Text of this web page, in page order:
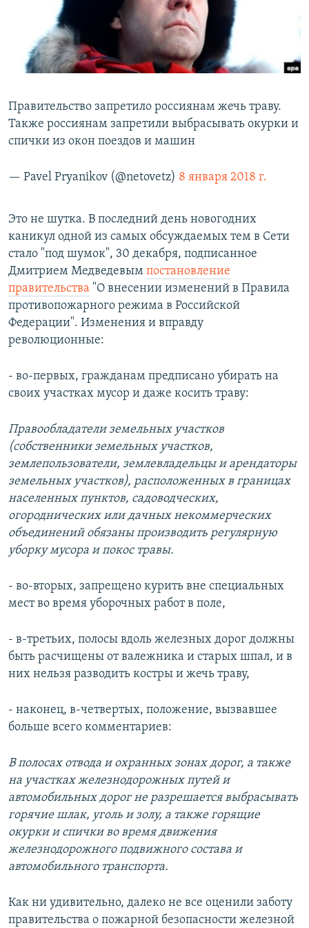
РАСПИСАНИЕ ВЕЩАНИЯ
ПОДПИШИТЕСЬ НА РАССЫЛКУ
СОЦИАЛЬНЫЕ СЕТИ
Все сайты РСЕ/РС
Правительство запретило россиянам жечь траву.
Также россиянам запретили выбрасывать окурки и
спички из окон поездов и машин
— Pavel Pryanikov (@netovetz) 8 января 2018 г.
Это не шутка. В последний день новогодних
каникул одной из самых обсуждаемых тем в Сети
стало "под шумок", 30 декабря, подписанное
Дмитрием Медведевым постановление
правительства "О внесении изменений в Правила
противопожарного режима в Российской
Федерации". Изменения и вправду
революционные:
- во-первых, гражданам предписано убирать на
своих участках мусор и даже косить траву:
Правообладатели земельных участков
(собственники земельных участков,
землепользователи, землевладельцы и арендаторы
земельных участков), расположенных в границах
населенных пунктов, садоводческих,
огороднических или дачных некоммерческих
объединений обязаны производить регулярную
уборку мусора и покос травы.​
- во-вторых, запрещено курить вне специальных
мест во время уборочных работ в поле,
- в-третьих, полосы вдоль железных дорог должны
быть расчищены от валежника и старых шпал, и в
них нельзя разводить костры и жечь траву,
- наконец, в-четвертых, положение, вызвавшее
больше всего комментариев:
В полосах отвода и охранных зонах дорог, а также
на участках железнодорожных путей и
автомобильных дорог не разрешается выбрасывать
горячие шлак, уголь и золу, а также горящие
окурки и спички во время движения
железнодорожного подвижного состава и
автомобильного транспорта.
Как ни удивительно, далеко не все оценили заботу
правительства о пожарной безопасности железной